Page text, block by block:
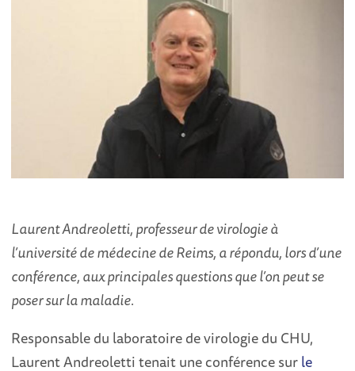
Laurent Andreoletti, professeur de virologie à
l’université de médecine de Reims, a répondu, lors d’une
conférence, aux principales questions que l’on peut se
poser sur la maladie.
Responsable du laboratoire de virologie du CHU,
Laurent Andreoletti tenait une conférence surle